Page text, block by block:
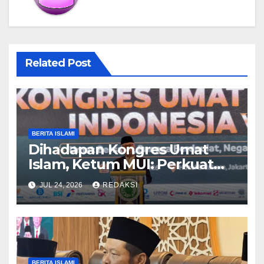
Related Post
BERITA ISLAMI
Dihadapan Kongres Umat
Islam, Ketum MUI: Perkuat
Ekonomi Syariah dan Tolak
LGBT
JUL 24, 2026 REDAKSI
BERITA ISLAMI